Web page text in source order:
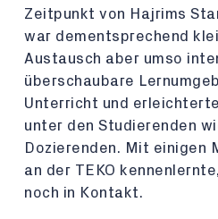
Zeitpunkt von Hajrims
war dementsprechend
Austausch aber umso
überschaubare
Unterricht und
unter den Studierenden
Dozierenden. Mit einigen
an der TEKO
noch in Kontakt.